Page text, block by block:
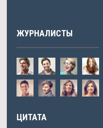
ЖУРНАЛИСТЫ
ЦИТАТА